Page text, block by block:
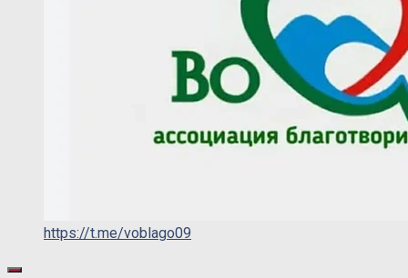
https://t.me/voblago09